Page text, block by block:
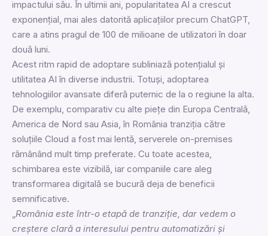
impactului său. În ultimii ani, popularitatea AI a crescut
exponențial, mai ales datorită aplicațiilor precum ChatGPT,
care a atins pragul de 100 de milioane de utilizatori în doar
două luni.
Acest ritm rapid de adoptare subliniază potențialul și
utilitatea AI în diverse industrii. Totuși, adoptarea
tehnologiilor avansate diferă puternic de la o regiune la alta.
De exemplu, comparativ cu alte piețe din Europa Centrală,
America de Nord sau Asia, în România tranziția către
soluțiile Cloud a fost mai lentă, serverele on-premises
rămânând mult timp preferate. Cu toate acestea,
schimbarea este vizibilă, iar companiile care aleg
transformarea digitală se bucură deja de beneficii
semnificative.
România este într-o etapă de tranziție, dar vedem o
creștere clară a interesului pentru automatizări și